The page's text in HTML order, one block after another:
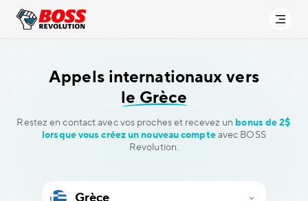
Appels internationaux vers
le Grèce
Restez en contact avec vos proches et recevez un bonus de 2$
lorsque vous créez un nouveau compteavec BOSS
Revolution.